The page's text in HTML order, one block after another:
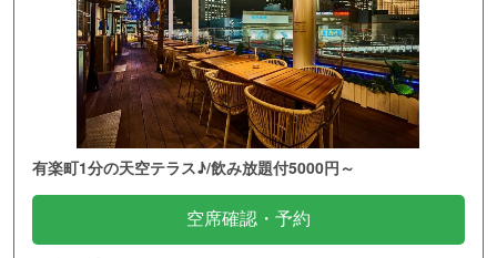
有楽町1分の天空テラス♪/飲み放題付5000円～
空席確認・予約